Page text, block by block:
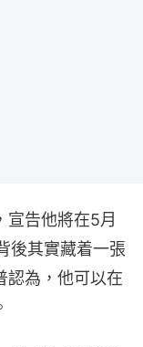
宣告他將在5月
後其實藏着一張
認為，他可以在